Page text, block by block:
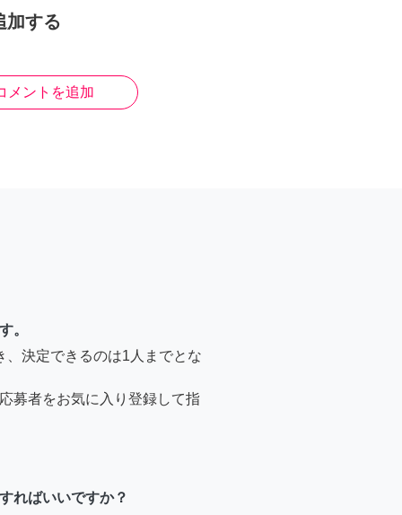
加する
メントを追加
。
、決定できるのは1人までとな
募者をお気に入り登録して指
ればいいですか？